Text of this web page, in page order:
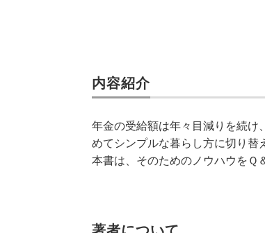
内容紹介
年金の受給額は年々目減りを続け
めてシンプルな暮らし方に切り替
本書は、そのためのノウハウをＱ
著者について